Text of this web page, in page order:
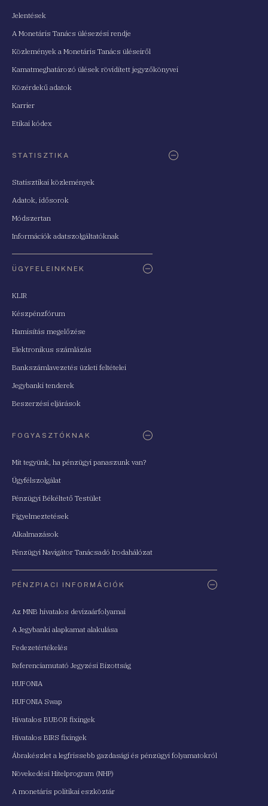
Jelentések
A Monetáris Tanács ülésezési rendje
Közlemények a Monetáris Tanács üléseiről
Kamatmeghatározó ülések rövidített jegyzőkönyvei
Közérdekű adatok
Karrier
Etikai kódex
STATISZTIKA
Statisztikai közlemények
Adatok, idősorok
Módszertan
Információk adatszolgáltatóknak
ÜGYFELEINKNEK
KLIR
Készpénzfórum
Hamisítás megelőzése
Elektronikus számlázás
Bankszámlavezetés üzleti feltételei
Jegybanki tenderek
Beszerzési eljárások
FOGYASZTÓKNAK
Mit tegyünk, ha pénzügyi panaszunk van?
Ügyfélszolgálat
Pénzügyi Békéltető Testület
Figyelmeztetések
Alkalmazások
Pénzügyi Navigátor Tanácsadó Irodahálózat
PÉNZPIACI INFORMÁCIÓK
Az MNB hivatalos devizaárfolyamai
A Jegybanki alapkamat alakulása
Fedezetértékelés
Referenciamutató Jegyzési Bizottság
HUFONIA
HUFONIA Swap
Hivatalos BUBOR fixingek
Hivatalos BIRS fixingek
Ábrakészlet a legfrissebb gazdasági és pénzügyi folyamatokról
Növekedési Hitelprogram (NHP)
A monetáris politikai eszköztár